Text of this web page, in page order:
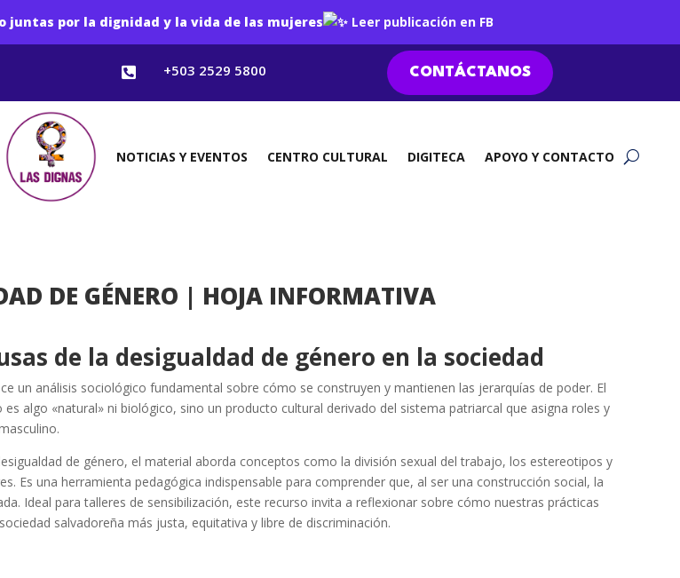
juntas por la dignidad y la vida de las mujeres Leer publicación en FB
 +503 2529 5800 CONTÁCTANOS
NOTICIAS Y EVENTOS CENTRO CULTURAL DIGITECA APOYO Y CONTACTO
DE GÉNERO | HOJA INFORMATIVA
de la desigualdad de género en la sociedad
un análisis sociológico fundamental sobre cómo se construyen y mantienen las jerarquías de poder. El
algo «natural» ni biológico, sino un producto cultural derivado del sistema patriarcal que asigna roles y
de género, el material aborda conceptos como la división sexual del trabajo, los estereotipos y
Es una herramienta pedagógica indispensable para comprender que, al ser una construcción social, la
Ideal para talleres de sensibilización, este recurso invita a reflexionar sobre cómo nuestras prácticas
salvadoreña más justa, equitativa y libre de discriminación.